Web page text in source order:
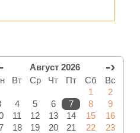
Август 2026 -›
Вт Ср Чт Пт Сб
Вс
1
2
4 5 6 7 8
9
11 12 13 14 15
16
18 19 20 21 22
23